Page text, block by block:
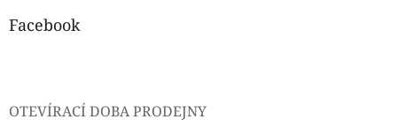
Facebook
OTEVÍRACÍ DOBA PRODEJNY